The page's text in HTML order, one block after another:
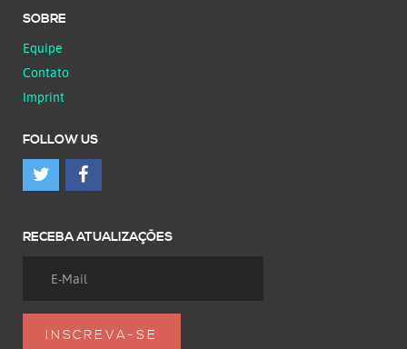
SOBRE
Equipe
Contato
Imprint
FOLLOW US
RECEBA ATUALIZAÇÕES